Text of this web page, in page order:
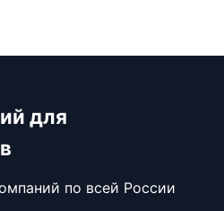
для
по всей России